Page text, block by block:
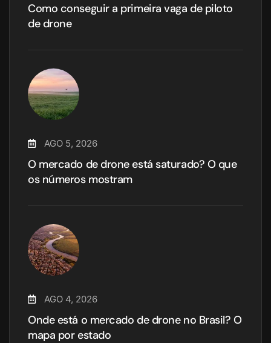
Como conseguir a primeira vaga de piloto
de drone
AGO 5, 2026
O mercado de drone está saturado? O que
os números mostram
AGO 4, 2026
Onde está o mercado de drone no Brasil? O
mapa por estado